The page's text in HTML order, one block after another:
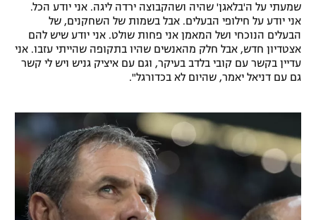
שמעתי על ה'בלאגן' שהיה ושהקבוצה ירדה ליגה. אני יודע הכל.
אני יודע על חילופי הבעלים. אבל בשמות של השחקנים, של
הבעלים הנוכחי ושל המאמן אני פחות שולט. אני יודע שיש להם
אצטדיון חדש, אבל חלק מהאנשים שהיו בתקופה שהייתי עזבו. אני
עדיין בקשר עם קובי בלדב בעיקר, וגם עם איציק גניש ויש לי קשר
גם עם דניאל יאמר, שהיום לא בכדורגל".